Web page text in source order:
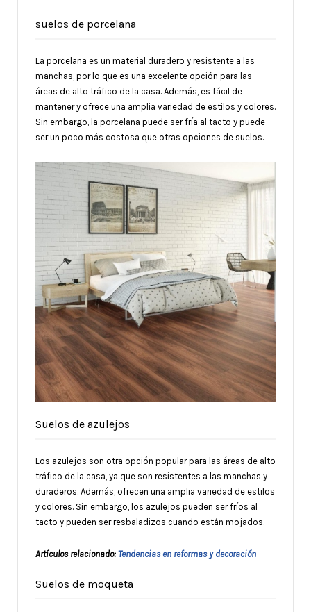
suelos de porcelana
La porcelana es un material duradero y resistente a las
manchas, por lo que es una excelente opción para las
áreas de alto tráfico de la casa. Además, es fácil de
mantener y ofrece una amplia variedad de estilos y colores.
Sin embargo, la porcelana puede ser fría al tacto y puede
ser un poco más costosa que otras opciones de suelos.
Suelos de azulejos
Los azulejos son otra opción popular para las áreas de alto
tráfico de la casa, ya que son resistentes a las manchas y
duraderos. Además, ofrecen una amplia variedad de estilos
y colores. Sin embargo, los azulejos pueden ser fríos al
tacto y pueden ser resbaladizos cuando están mojados.
Artículos relacionado: Tendencias en reformas y decoración
Suelos de moqueta